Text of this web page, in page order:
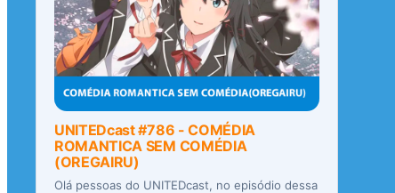
UNITEDcast #786 - COMÉDIA
ROMANTICA SEM COMÉDIA
(OREGAIRU)
Olá pessoas do UNITEDcast, no episódio dessa